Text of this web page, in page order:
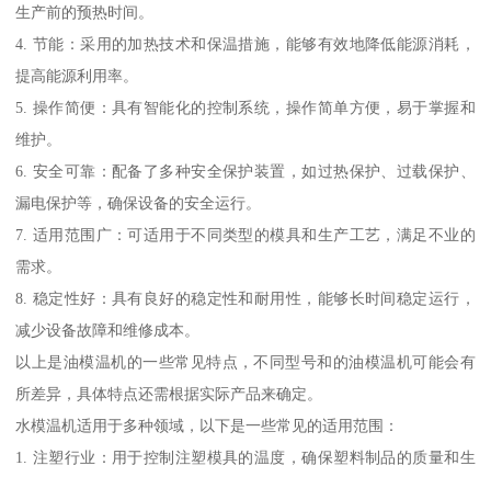
生产前的预热时间。
4. 节能：采用的加热技术和保温措施，能够有效地降低能源消耗，
提高能源利用率。
5. 操作简便：具有智能化的控制系统，操作简单方便，易于掌握和
维护。
6. 安全可靠：配备了多种安全保护装置，如过热保护、过载保护、
漏电保护等，确保设备的安全运行。
7. 适用范围广：可适用于不同类型的模具和生产工艺，满足不业的
需求。
8. 稳定性好：具有良好的稳定性和耐用性，能够长时间稳定运行，
减少设备故障和维修成本。
以上是油模温机的一些常见特点，不同型号和的油模温机可能会有
所差异，具体特点还需根据实际产品来确定。
水模温机适用于多种领域，以下是一些常见的适用范围：
1. 注塑行业：用于控制注塑模具的温度，确保塑料制品的质量和生